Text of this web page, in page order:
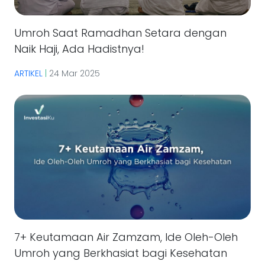
Umroh Saat Ramadhan Setara dengan
Naik Haji, Ada Hadistnya!
ARTIKEL 24 Mar 2025
7+ Keutamaan Air Zamzam, Ide Oleh-Oleh
Umroh yang Berkhasiat bagi Kesehatan